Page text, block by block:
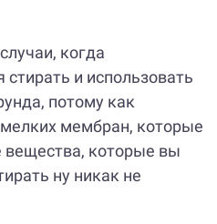
когда
и использовать
потому как
мелких мембран, которые
которые вы
ну никак не